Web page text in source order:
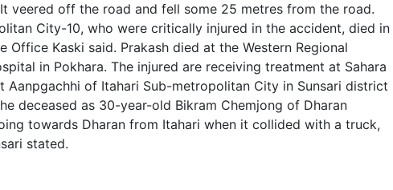
veered off the road and fell some 25 metres from the road.
City-10, who were critically injured in the accident, died in
Kaski said. Prakash died at the Western Regional
in Pokhara. The injured are receiving treatment at Sahara
of Itahari Sub-metropolitan City in Sunsari district
deceased as 30-year-old Bikram Chemjong of Dharan
towards Dharan from Itahari when it collided with a truck,
stated.